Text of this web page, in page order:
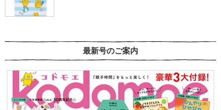
最新号のご案内